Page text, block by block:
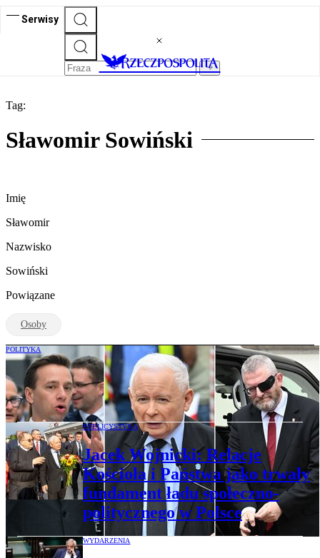
Serwisy
Tag:
Sławomir Sowiński
Imię
Sławomir
Nazwisko
Sowiński
Powiązane
Osoby
POLITYKA
Sondaż dla „Rzeczpospolitej”. Grzegorz
Braun wprowadziłby do Sejmu 54 posłów
PUBLICYSTYKA
Jacek Wojnicki: Relacje
Kościoła i Państwa jako trwały
fundament ładu społeczno-
politycznego w Polsce
WYDARZENIA